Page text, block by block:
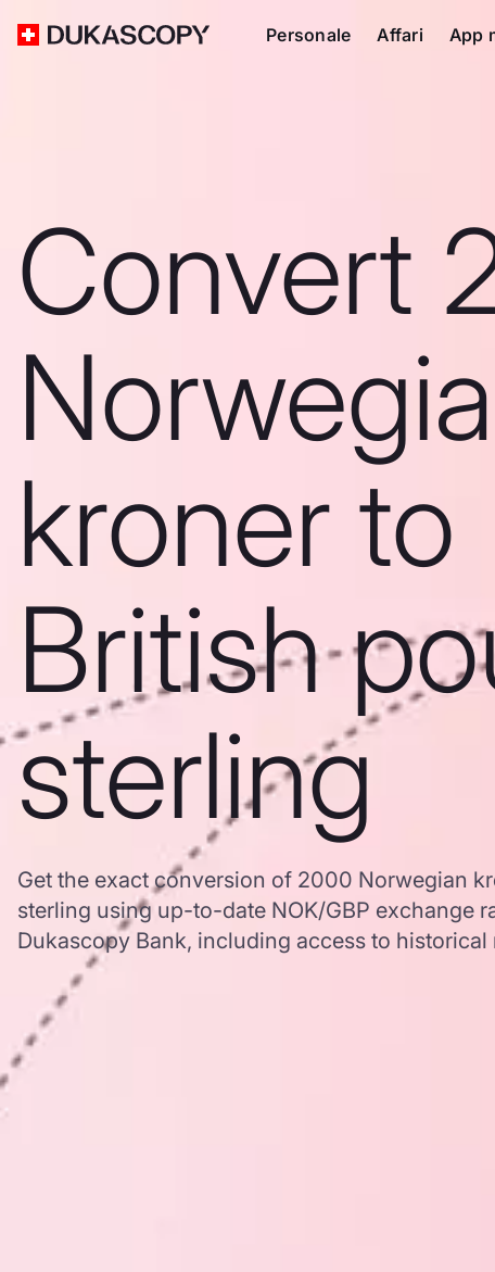
Personale Affari App
Convert
kroner to
British
sterling
Get the exact conversion of 2000 Norwegian
sterling using up-to-date NOK/GBP exchange
Dukascopy Bank, including access to historical